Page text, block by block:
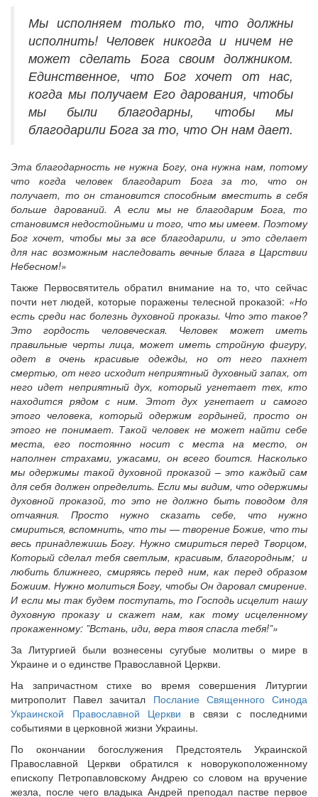
Мыисполняем только то, что должны
исполнить! Человек никогда и ничем не
может сделать Бога своим должником.
Единственное, что Бог хочет от нас,
когда мы получаем Его дарования, чтобы
мы были благодарны, чтобы мы
благодарили Бога за то, что Он нам дает.
Эта благодарность не нужна Богу, она нужна нам, потому
что когда человек благодарит Бога за то, что он
получает, то он становится способным вместить в себя
больше дарований. А если мы не благодарим Бога, то
становимся недостойными и того, что мы имеем. Поэтому
Бог хочет, чтобы мы за все благодарили, и это сделает
для нас возможным наследовать вечные блага в Царствии
Небесном!»
Также Первосвятитель обратил внимание на то, что сейчас
почти нет людей, которые поражены телесной проказой: «Но
есть среди нас болезнь духовной проказы. Что это такое?
Это гордость человеческая. Человек может иметь
правильные черты лица, может иметь стройную фигуру,
одет в очень красивые одежды, но от него пахнет
смертью, от него исходит неприятный духовный запах, от
него идет неприятный дух, который угнетает тех, кто
находится рядом с ним. Этот дух угнетает и самого
этого человека, который одержим гордыней, просто он
этого не понимает. Такой человек не может найти себе
места, его постоянно носит с места на место, он
наполнен страхами, ужасами, он всего боится. Насколько
мы одержимы такой духовной проказой – это каждый сам
для себя должен определить. Если мы видим, что одержимы
духовной проказой, то это не должно быть поводом для
отчаяния. Просто нужно сказать себе, что нужно
смириться, вспомнить, что ты — творение Божие, что ты
весь принадлежишь Богу. Нужно смириться перед Творцом,
Который сделал тебя светлым, красивым, благородным; и
любить ближнего, смиряясь перед ним, как перед образом
Божиим. Нужно молиться Богу, чтобы Он даровал смирение.
И если мы так будем поступать, то Господь исцелит нашу
духовную проказу и скажет нам, как тому исцеленному
прокаженному: ”Встань, иди, вера твоя спасла тебя!”»
За Литургией были вознесены сугубые молитвы о мире в
Украине и о единстве Православной Церкви.
На запричастном стихе во время совершения Литургии
митрополит Павел зачитал Послание Священного Синода
Украинской Православной Церкви в связи с последними
событиями в церковной жизни Украины.
По окончании богослужения Предстоятель Украинской
Православной Церкви обратился к новорукоположенному
епископу Петропавловскому Андрею со словом на вручение
жезла, после чего владыка Андрей преподал пастве первое